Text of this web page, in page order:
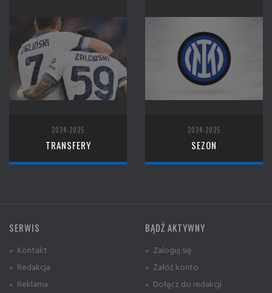
2024-2025
TRANSFERY
2024-2025
SEZON
SERWIS
» Kontakt
» Redakcja
» Reklama
BĄDŹ AKTYWNY
» Zaloguj się
» Załóż konto
» Dołącz do redakcji